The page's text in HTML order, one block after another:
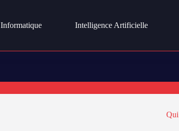
Informatique Intelligence Artificielle
Qui